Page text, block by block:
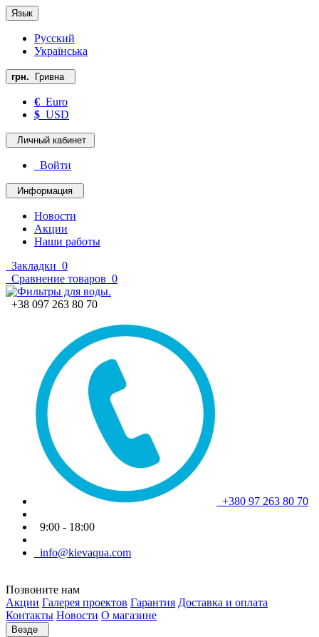
Язык
Русский
Українська
грн. Гривна
€ Euro
$ USD
Личный кабинет
Войти
Информация
Новости
Акции
Наши работы
Закладки 0
Сравнение товаров 0
+38 097 263 80 70
+380 97 263 80 70
9:00 - 18:00
info@kievaqua.com
Позвоните нам
Акции Галерея проектов Гарантия Доставка и оплата
Контакты Новости О магазине
Везде